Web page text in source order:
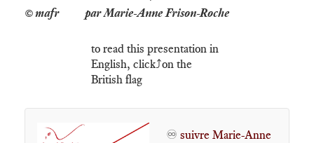
par Marie-Anne Frison-Roche
to read this presentation in
English, click⤴️on the
British flag
♾️ suivre Marie-Anne